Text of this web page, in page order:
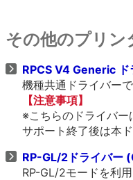
その他のプリン
RPCS V4 Generic
機種共通ドライバー
【注意事項】
※こちらのドライバ
サポート終了後は本
RP-GL/2ドライバー
RP-GL/2モードを利